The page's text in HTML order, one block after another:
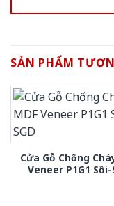
SẢN PHẨM
Cửa Gỗ Chống
Veneer P1G1 Sồi-